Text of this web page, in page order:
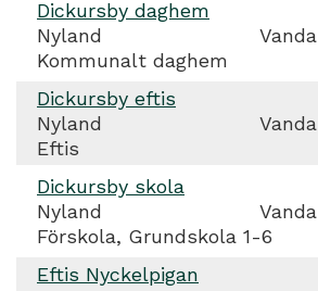
Dickursby daghem
Nyland
Vanda
Kommunalt daghem
Dickursby eftis
Nyland
Vanda
Eftis
Dickursby skola
Nyland
Vanda
Förskola, Grundskola 1-6
Eftis Nyckelpigan